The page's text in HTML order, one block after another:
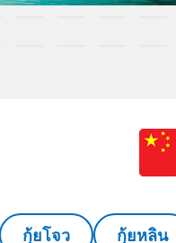
กุ้ยโจว กุ้ยหลิน